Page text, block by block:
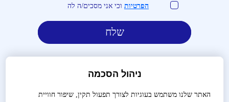
הפרטיות וכי אני מסכים/ה לה
ניהול הסכמה
האתר שלנו משתמש בעוגיות לצורך תפעול תקין, שיפור חוויית